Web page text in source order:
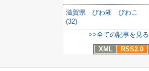
滋賀県 びわ湖 びわこ
(32)
>>全ての記事を見る
XML
RSS2.0